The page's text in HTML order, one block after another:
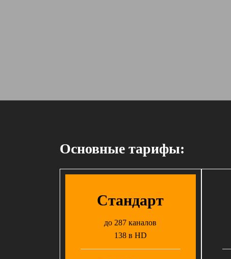
Основные тарифы:
Стандарт
до 287 каналов
138 в HD